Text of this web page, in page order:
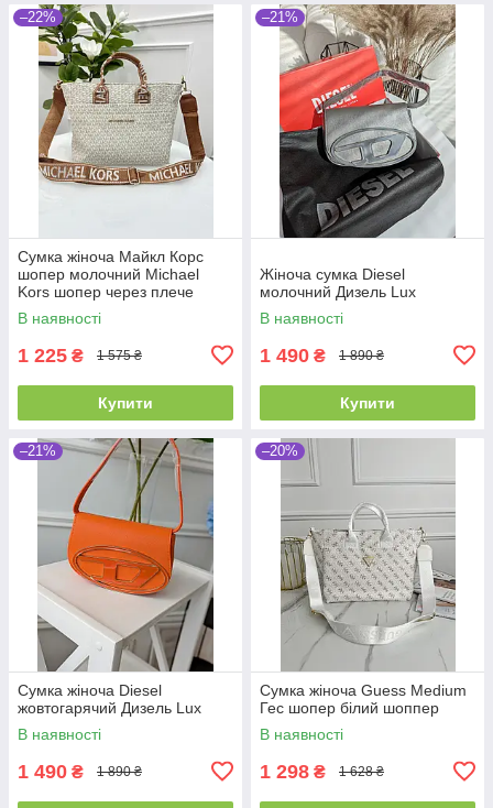
–22%
Сумка жіноча Майкл Корс
шопер молочний Michael
Kors шопер через плече
В наявності
1 225 ₴ 1 575 ₴
Купити
–21%
Жіноча сумка Diesel
молочний Дизель Lux
В наявності
1 490 ₴ 1 890 ₴
Купити
–21%
Сумка жіноча Diesel
жовтогарячий Дизель Lux
В наявності
1 490 ₴ 1 890 ₴
–20%
Сумка жіноча Guess Medium
Гес шопер білий шоппер
В наявності
1 298 ₴ 1 628 ₴